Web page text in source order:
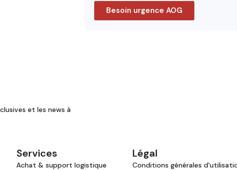
Besoin urgence AOG
et les news à
Services
Achat & support logistique
Légal
Conditions générales